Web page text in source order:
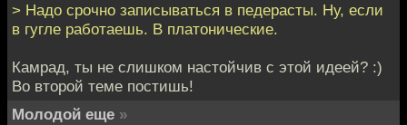
> Надо срочно записываться в педерасты. Ну, если
в гугле работаешь. В платонические.
Камрад, ты не слишком настойчив с этой идеей? :)
Во второй теме постишь!
Молодой еще »